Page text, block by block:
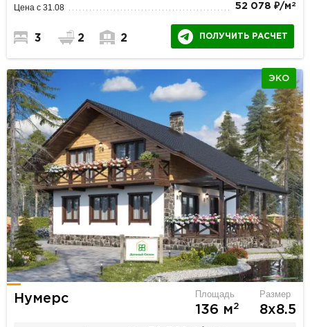
Цена с 31.08 52 078 ₽/м 2
3 2 2 ПОЛУЧИТЬ РАСЧЕТ
ЭКО
Нумерс Площадь
136 м2
Размер
8х8.5